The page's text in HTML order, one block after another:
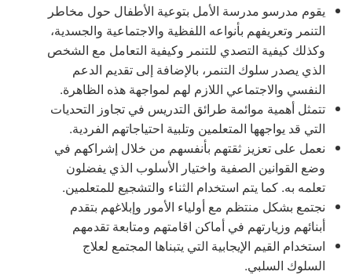
يقوم مدرسو مدرسة الأمل بتوعية الأطفال حول مخاطر
التنمر وتعريفهم بأنواعه اللفظية والاجتماعية والجسدية،
وكذلك كيفية التصدي للتنمر وكيفية التعامل مع الشخص
الذي يصدر سلوك التنمر، بالإضافة إلى تقديم الدعم
النفسي والاجتماعي اللازم لهم لمواجهة هذه الظاهرة.
تتمثل أهمية موائمة طرائق التدريس في تجاوز التحديات
التي قد يواجهها المتعلمين وتلبية احتياجاتهم الفردية.
نعمل على تعزيز ثقتهم بأنفسهم من خلال إشراكهم في
وضع القوانين الصفية واختيار الأسلوب الذي يفضلون
تعلمه به. كما يتم استخدام الثناء والتشجيع للمتعلمين.
نجتمع بشكل منتظم مع أولياء الأمور وإبلاغهم بتقدم
أبنائهم وزيارتهم في أماكن اقامتهم ومتابعة تقدمهم
استخدام القيم الإيجابية التي يتبناها المجتمع لعلاج
السلوك السلبي.